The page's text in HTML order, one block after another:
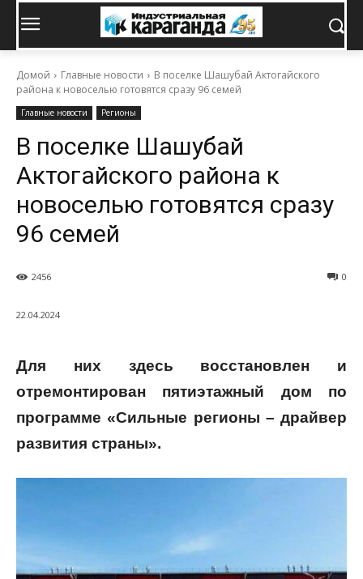
Домой Главные новости
В поселке Шашубай Актогайского
района к новоселью готовятся сразу 96 семей
Главные новости Регионы
В поселке Шашубай
Актогайского района к
новоселью готовятся сразу
96 семей
0
2456
22.04.2024
Для них здесь восстановлен и
отремонтирован пятиэтажный дом по
программе «Сильные регионы – драйвер
развития страны».